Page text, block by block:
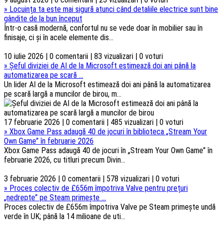
» Locuința ta este mai sigură atunci când detaliile electrice sunt bine
gândite de la bun început
Într-o casă modernă, confortul nu se vede doar în mobilier sau în
finisaje, ci și în acele elemente dis...
10 iulie 2026 | 0 comentarii | 83 vizualizari | 0 voturi
» Șeful diviziei de AI de la Microsoft estimează doi ani până la
automatizarea pe scară ...
Un lider AI de la Microsoft estimează doi ani până la automatizarea
pe scară largă a muncilor de birou, m...
17 februarie 2026 | 0 comentarii | 485 vizualizari | 0 voturi
» Xbox Game Pass adaugă 40 de jocuri în biblioteca „Stream Your
Own Game” în februarie 2026
Xbox Game Pass adaugă 40 de jocuri în „Stream Your Own Game” în
februarie 2026, cu titluri precum Divin...
3 februarie 2026 | 0 comentarii | 578 vizualizari | 0 voturi
» Proces colectiv de £656m împotriva Valve pentru prețuri
„nedrepte” pe Steam primește ...
Proces colectiv de £656m împotriva Valve pe Steam primește undă
verde în UK; până la 14 milioane de uti...